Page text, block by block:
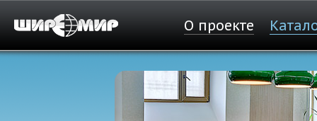
О проекте